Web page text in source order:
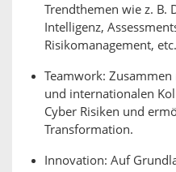
Trendthemen wie z. B.
Intelligenz,
Risikomanagement, etc.
Teamwork:
und internationalen
Cyber Risiken und
Transformation.
Innovation: Auf